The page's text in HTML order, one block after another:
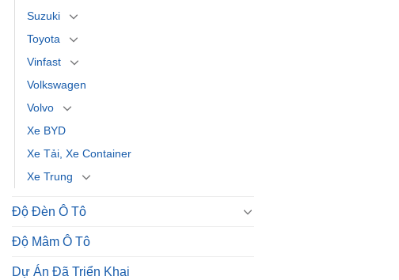
Suzuki
Toyota
Vinfast
Volkswagen
Volvo
Xe BYD
Xe Tải, Xe Container
Xe Trung
Độ Đèn Ô Tô
Độ Mâm Ô Tô
Dự Án Đã Triển Khai